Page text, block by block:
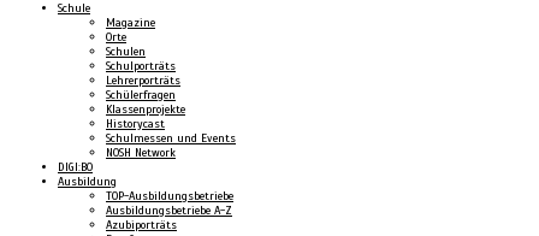
Schule
Magazine
Orte
Schulen
Schulporträts
Lehrerporträts
Schülerfragen
Klassenprojekte
Historycast
Schulmessen und Events
NOSH Network
DIGI:BO
Ausbildung
TOP-Ausbildungsbetriebe
Ausbildungsbetriebe A-Z
Azubiporträts